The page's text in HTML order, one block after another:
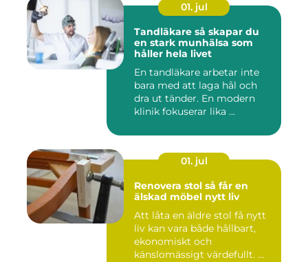
01. jul
Tandläkare så skapar du
en stark munhälsa som
håller hela livet
En tandläkare arbetar inte
bara med att laga hål och
dra ut tänder. En modern
klinik fokuserar lika ...
01. jul
Renovera stol så får en
älskad möbel nytt liv
Att låta en äldre stol få nytt
liv kan vara både hållbart,
ekonomiskt och
känslomässigt värdefullt. ...